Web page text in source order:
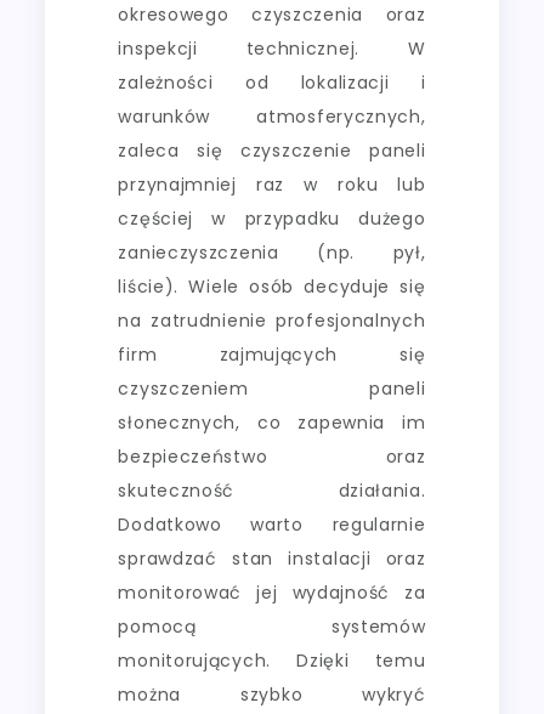
okresowego czyszczenia oraz
inspekcji technicznej. W
zależności od lokalizacji i
warunków atmosferycznych,
zaleca się czyszczenie paneli
przynajmniej raz w roku lub
częściej w przypadku dużego
zanieczyszczenia (np. pył,
liście). Wiele osób decyduje się
na zatrudnienie profesjonalnych
firm zajmujących się
czyszczeniem paneli
słonecznych, co zapewnia im
bezpieczeństwo oraz
skuteczność działania.
Dodatkowo warto regularnie
sprawdzać stan instalacji oraz
monitorować jej wydajność za
pomocą systemów
monitorujących. Dzięki temu
można szybko wykryć